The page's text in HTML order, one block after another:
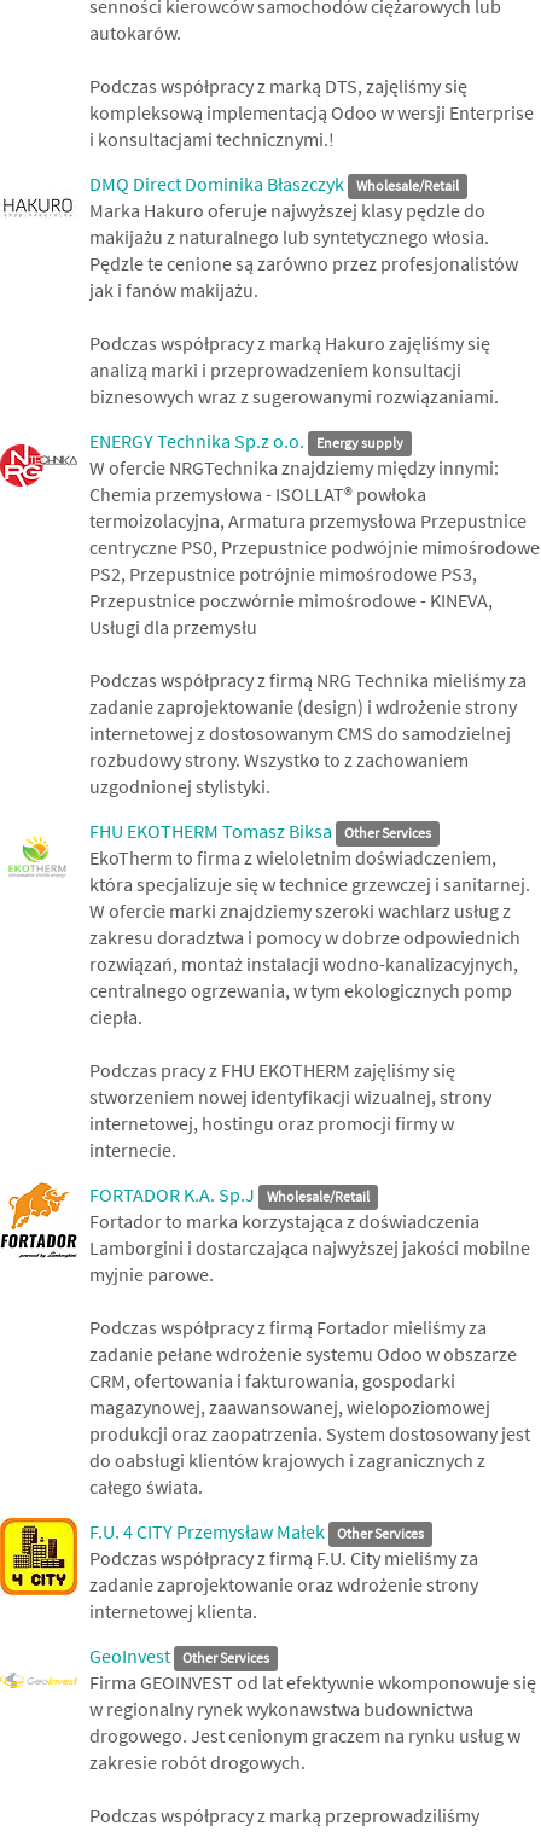
senności kierowców samochodów ciężarowych lub
autokarów.
Podczas współpracy z marką DTS, zajęliśmy się
kompleksową implementacją Odoo w wersji Enterprise
i konsultacjami technicznymi.!
DMQ Direct Dominika Błaszczyk
Wholesale/Retail
Marka Hakuro oferuje najwyższej klasy pędzle do
makijażu z naturalnego lub syntetycznego włosia.
Pędzle te cenione są zarówno przez profesjonalistów
jak i fanów makijażu.
Podczas współpracy z marką Hakuro zajęliśmy się
analizą marki i przeprowadzeniem konsultacji
biznesowych wraz z sugerowanymi rozwiązaniami.
ENERGY Technika Sp.z o.o.
Energy supply
W ofercie NRGTechnika znajdziemy między innymi:
Chemia przemysłowa - ISOLLAT® powłoka
termoizolacyjna, Armatura przemysłowa Przepustnice
centryczne PS0, Przepustnice podwójnie mimośrodowe
PS2, Przepustnice potrójnie mimośrodowe PS3,
Przepustnice poczwórnie mimośrodowe - KINEVA,
Usługi dla przemysłu
Podczas współpracy z firmą NRG Technika mieliśmy za
zadanie zaprojektowanie (design) i wdrożenie strony
internetowej z dostosowanym CMS do samodzielnej
rozbudowy strony. Wszystko to z zachowaniem
uzgodnionej stylistyki.
FHU EKOTHERM Tomasz Biksa
Other Services
EkoTherm to firma z wieloletnim doświadczeniem,
która specjalizuje się w technice grzewczej i sanitarnej.
W ofercie marki znajdziemy szeroki wachlarz usług z
zakresu doradztwa i pomocy w dobrze odpowiednich
rozwiązań, montaż instalacji wodno-kanalizacyjnych,
centralnego ogrzewania, w tym ekologicznych pomp
ciepła.
Podczas pracy z FHU EKOTHERM zajęliśmy się
stworzeniem nowej identyfikacji wizualnej, strony
internetowej, hostingu oraz promocji firmy w
internecie.
FORTADOR K.A. Sp.J
Wholesale/Retail
Fortador to marka korzystająca z doświadczenia
Lamborgini i dostarczająca najwyższej jakości mobilne
myjnie parowe.
Podczas współpracy z firmą Fortador mieliśmy za
zadanie pełane wdrożenie systemu Odoo w obszarze
CRM, ofertowania i fakturowania, gospodarki
magazynowej, zaawansowanej, wielopoziomowej
produkcji oraz zaopatrzenia. System dostosowany jest
do oabsługi klientów krajowych i zagranicznych z
całego świata.
F.U. 4 CITY Przemysław Małek
Other Services
Podczas współpracy z firmą F.U. City mieliśmy za
zadanie zaprojektowanie oraz wdrożenie strony
internetowej klienta.
GeoInvest
Other Services
Firma GEOINVEST od lat efektywnie wkomponowuje się
w regionalny rynek wykonawstwa budownictwa
drogowego. Jest cenionym graczem na rynku usług w
zakresie robót drogowych.
Podczas współpracy z marką przeprowadziliśmy